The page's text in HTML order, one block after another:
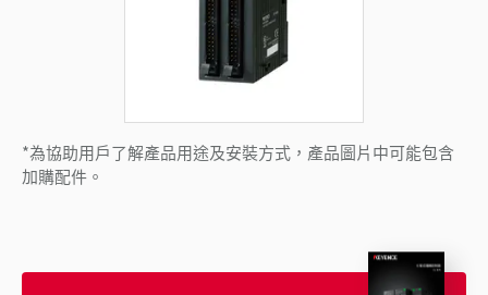
*為協助用戶了解產品用途及安裝方式，產品圖片中可能包含
加購配件。